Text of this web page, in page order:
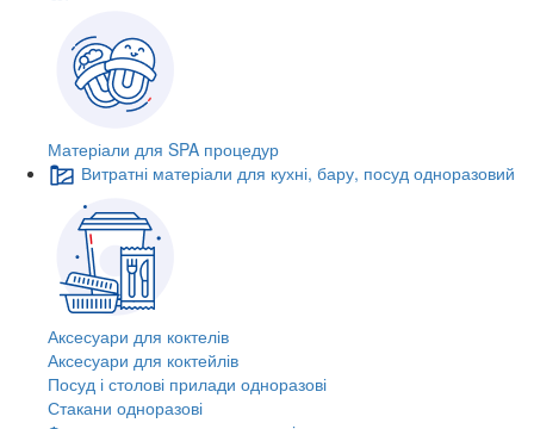
Матеріали для SPA процедур
Витратні матеріали для кухні, бару, посуд одноразовий
Аксесуари для коктелів
Аксесуари для коктейлів
Посуд і столові прилади одноразові
Стакани одноразові